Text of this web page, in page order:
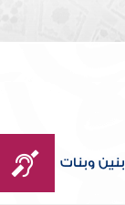
بنين وبنات